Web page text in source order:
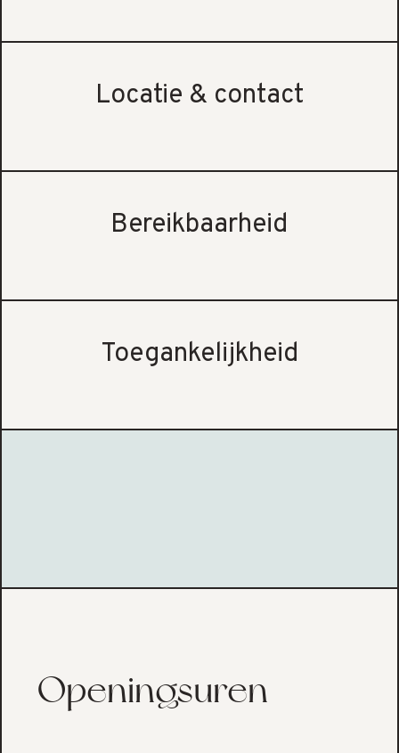
Locatie & contact
Bereikbaarheid
Toegankelijkheid
Openingsuren